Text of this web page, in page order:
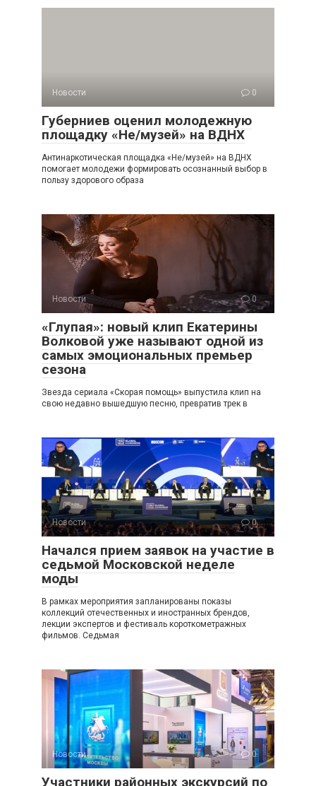
Новости 0
Губерниев оценил молодежную
площадку «Не/музей» на ВДНХ
Антинаркотическая площадка «Не/музей» на ВДНХ
помогает молодежи формировать осознанный выбор в
пользу здорового образа
Новости 0
«Глупая»: новый клип Екатерины
Волковой уже называют одной из
самых эмоциональных премьер
сезона
Звезда сериала «Скорая помощь» выпустила клип на
свою недавно вышедшую песню, превратив трек в
Новости 0
Начался прием заявок на участие в
седьмой Московской неделе
моды
В рамках мероприятия запланированы показы
коллекций отечественных и иностранных брендов,
лекции экспертов и фестиваль короткометражных
фильмов. Седьмая
Новости 0
Участники районных экскурсий по